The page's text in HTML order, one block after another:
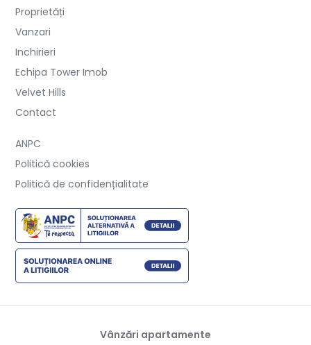
Proprietăți
Vanzari
Inchirieri
Echipa Tower Imob
Velvet Hills
Contact
ANPC
Politică cookies
Politică de confidențialitate
Vânzări apartamente